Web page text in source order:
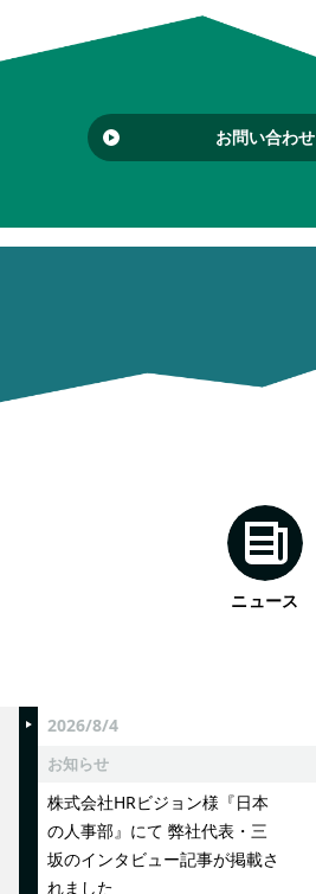
お問い合わせ
ニュース
2026/8/4
お知らせ
株式会社HRビジョン様『日本
の人事部』にて 弊社代表・三
坂のインタビュー記事が掲載さ
れました